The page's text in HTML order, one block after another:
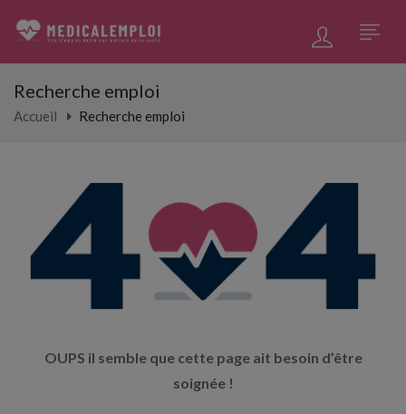
Recherche emploi
Accueil Recherche emploi
OUPS il semble que cette page ait besoin d’être
soignée !